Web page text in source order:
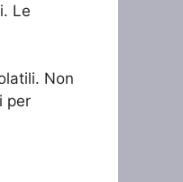
Le
Non
per